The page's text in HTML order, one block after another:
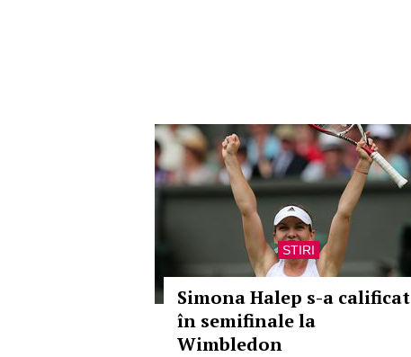
STIRI
Simona Halep s-a calificat
în semifinale la
Wimbledon